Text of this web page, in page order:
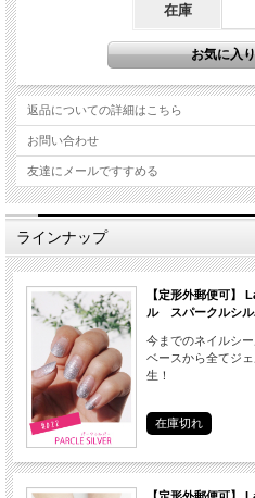
在庫
返品についての詳細はこちら
お問い合わせ
友達にメールですすめる
ラインナップ
【定形外郵便可】
ル スパークルシ
今までのネイルシ
ベースから全てジ
生！
在庫切れ